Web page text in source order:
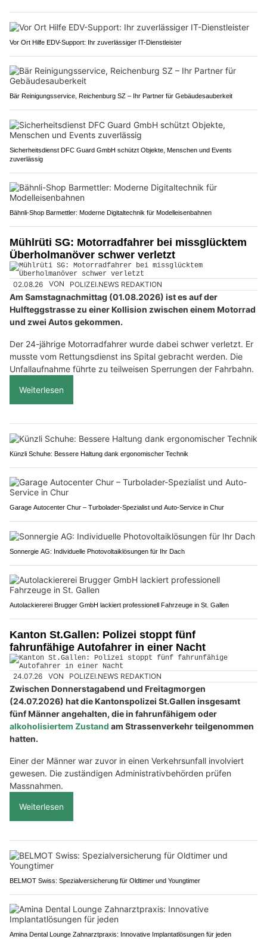
Vor Ort Hilfe EDV-Support: Ihr zuverlässiger IT-Dienstleister
Bär Reinigungsservice, Reichenburg SZ – Ihr Partner für Gebäudesauberkeit
Sicherheitsdienst DFC Guard GmbH schützt Objekte, Menschen und Events
zuverlässig
Bähnli-Shop Barmettler: Moderne Digitaltechnik für Modelleisenbahnen
Mühlrüti SG: Motorradfahrer bei missglücktem
Überholmanöver schwer verletzt
02.08.26 VON POLIZEI.NEWS REDAKTION
Am Samstagnachmittag (01.08.2026) ist es auf der
Hulfteggstrasse zu einer Kollision zwischen einem Motorrad
und zwei Autos gekommen.
Der 24-jährige Motorradfahrer wurde dabei schwer verletzt. Er
musste vom Rettungsdienst ins Spital gebracht werden. Die
Unfallaufnahme führte zu teilweisen Sperrungen der Fahrbahn.
Weiterlesen
Künzli Schuhe: Bessere Haltung dank ergonomischer Technik
Garage Autocenter Chur – Turbolader-Spezialist und Auto-Service in Chur
Sonnergie AG: Individuelle Photovoltaiklösungen für Ihr Dach
Autolackiererei Brugger GmbH lackiert professionell Fahrzeuge in St. Gallen
Kanton St.Gallen: Polizei stoppt fünf
fahrunfähige Autofahrer in einer Nacht
24.07.26 VON POLIZEI.NEWS REDAKTION
Zwischen Donnerstagabend und Freitagmorgen
(24.07.2026) hat die Kantonspolizei St.Gallen insgesamt
fünf Männer angehalten, die in fahrunfähigem oder
alkoholisiertem Zustand am Strassenverkehr teilgenommen
hatten.
Einer der Männer war zuvor in einen Verkehrsunfall involviert
gewesen. Die zuständigen Administrativbehörden prüfen
Massnahmen.
Weiterlesen
BELMOT Swiss: Spezialversicherung für Oldtimer und Youngtimer
Amina Dental Lounge Zahnarztpraxis: Innovative Implantatlösungen für jeden